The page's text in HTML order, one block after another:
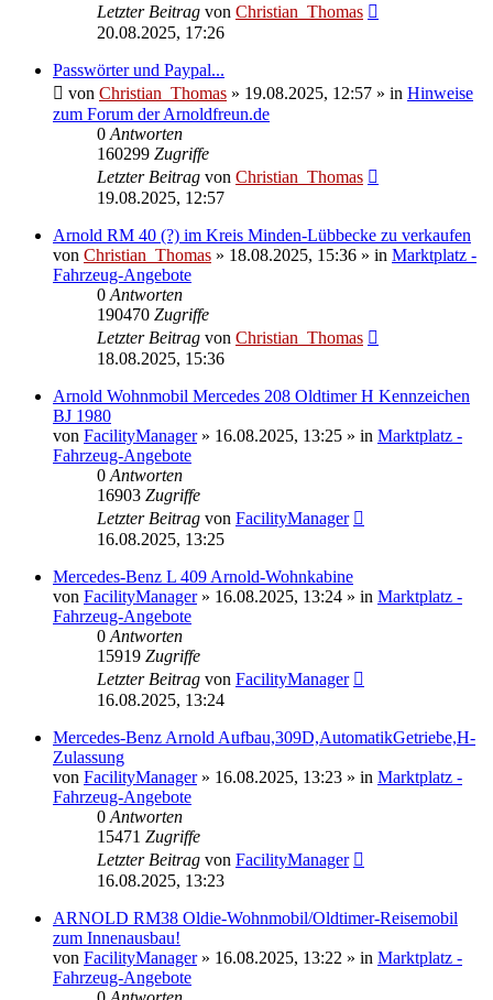
Letzter Beitrag von Christian_Thomas
20.08.2025, 17:26
Passwörter und Paypal...
von Christian_Thomas » 19.08.2025, 12:57 » in Hinweise
zum Forum der Arnoldfreun.de
0Antworten
160299 Zugriffe
Letzter Beitrag von Christian_Thomas
19.08.2025, 12:57
Arnold RM 40 (?) im Kreis Minden-Lübbecke zu verkaufen
von Christian_Thomas » 18.08.2025, 15:36 » in Marktplatz -
Fahrzeug-Angebote
0Antworten
190470 Zugriffe
Letzter Beitrag von Christian_Thomas
18.08.2025, 15:36
Arnold Wohnmobil Mercedes 208 Oldtimer H Kennzeichen
BJ 1980
von FacilityManager» 16.08.2025, 13:25 » in Marktplatz -
Fahrzeug-Angebote
0Antworten
16903 Zugriffe
Letzter Beitrag von FacilityManager
16.08.2025, 13:25
Mercedes-Benz L 409 Arnold-Wohnkabine
von FacilityManager» 16.08.2025, 13:24 » in Marktplatz -
Fahrzeug-Angebote
0Antworten
15919 Zugriffe
Letzter Beitrag von FacilityManager
16.08.2025, 13:24
Mercedes-Benz Arnold Aufbau,309D,AutomatikGetriebe,H-
Zulassung
von FacilityManager» 16.08.2025, 13:23 » in Marktplatz -
Fahrzeug-Angebote
0Antworten
15471 Zugriffe
Letzter Beitrag von FacilityManager
16.08.2025, 13:23
ARNOLD RM38 Oldie-Wohnmobil/Oldtimer-Reisemobil
zum Innenausbau!
von FacilityManager» 16.08.2025, 13:22 » in Marktplatz -
Fahrzeug-Angebote